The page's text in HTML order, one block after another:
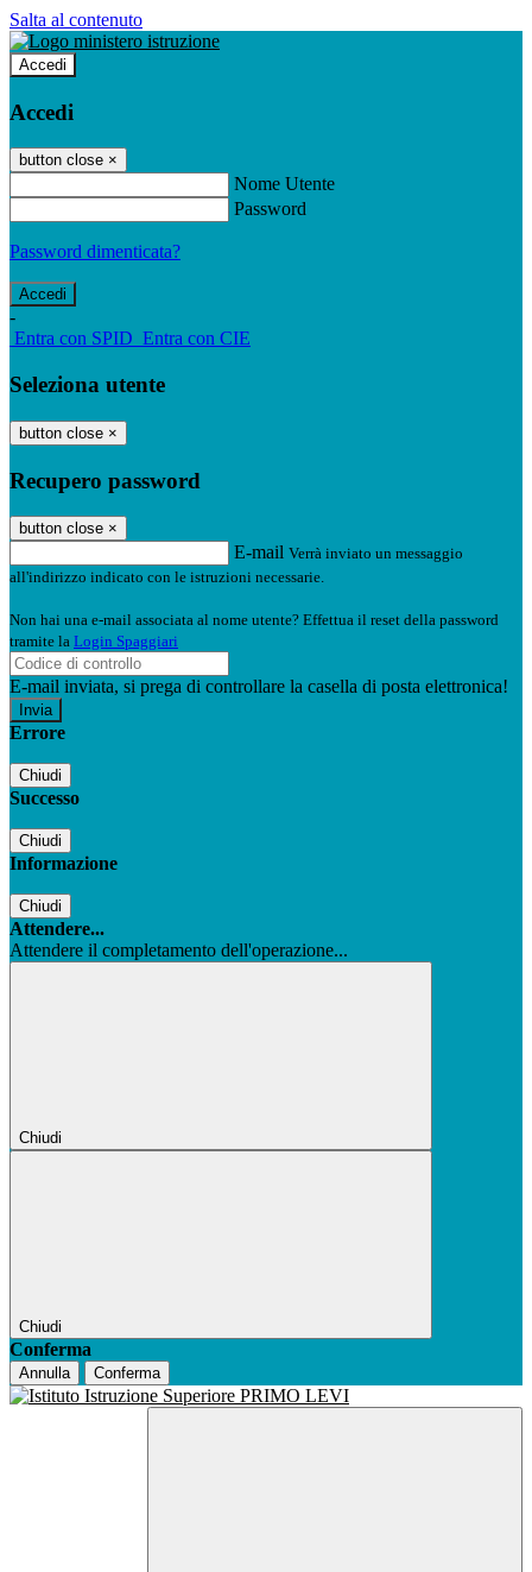
Salta al contenuto
Accedi
Accedi
button close ×
Nome Utente
Password
Password dimenticata?
-
Entra con SPID Entra con CIE
Seleziona utente
button close ×
Recupero password
button close ×
E-mail Verrà inviato un messaggio
all'indirizzo indicato con le istruzioni necessarie.
Non hai una e-mail associata al nome utente? Effettua il reset della password
tramite la Login Spaggiari
E-mail inviata, si prega di controllare la casella di posta elettronica!
Errore
Chiudi
Successo
Chiudi
Informazione
Chiudi
Attendere...
Attendere il completamento dell'operazione...
Chiudi
Chiudi
Conferma
Annulla Conferma